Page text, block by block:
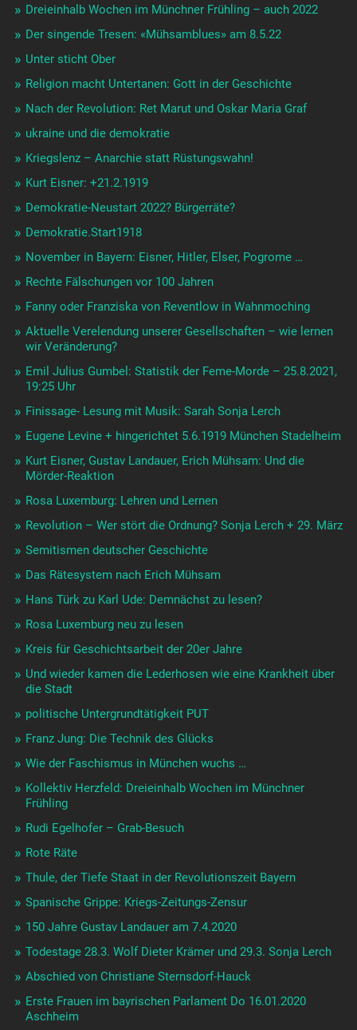
Dreieinhalb Wochen im Münchner Frühling – auch 2022
Der singende Tresen: «Mühsamblues» am 8.5.22
Unter sticht Ober
Religion macht Untertanen: Gott in der Geschichte
Nach der Revolution: Ret Marut und Oskar Maria Graf
ukraine und die demokratie
Kriegslenz – Anarchie statt Rüstungswahn!
Kurt Eisner: +21.2.1919
Demokratie-Neustart 2022? Bürgerräte?
Demokratie.Start1918
November in Bayern: Eisner, Hitler, Elser, Pogrome …
Rechte Fälschungen vor 100 Jahren
Fanny oder Franziska von Reventlow in Wahnmoching
Aktuelle Verelendung unserer Gesellschaften – wie lernen
wir Veränderung?
Emil Julius Gumbel: Statistik der Feme-Morde – 25.8.2021,
19:25 Uhr
Finissage- Lesung mit Musik: Sarah Sonja Lerch
Eugene Levine + hingerichtet 5.6.1919 München Stadelheim
Kurt Eisner, Gustav Landauer, Erich Mühsam: Und die
Mörder-Reaktion
Rosa Luxemburg: Lehren und Lernen
Revolution – Wer stört die Ordnung? Sonja Lerch + 29. März
Semitismen deutscher Geschichte
Das Rätesystem nach Erich Mühsam
Hans Türk zu Karl Ude: Demnächst zu lesen?
Rosa Luxemburg neu zu lesen
Kreis für Geschichtsarbeit der 20er Jahre
Und wieder kamen die Lederhosen wie eine Krankheit über
die Stadt
politische Untergrundtätigkeit PUT
Franz Jung: Die Technik des Glücks
Wie der Faschismus in München wuchs …
Kollektiv Herzfeld: Dreieinhalb Wochen im Münchner
Frühling
Rudi Egelhofer – Grab-Besuch
Rote Räte
Thule, der Tiefe Staat in der Revolutionszeit Bayern
Spanische Grippe: Kriegs-Zeitungs-Zensur
150 Jahre Gustav Landauer am 7.4.2020
Todestage 28.3. Wolf Dieter Krämer und 29.3. Sonja Lerch
Abschied von Christiane Sternsdorf-Hauck
Erste Frauen im bayrischen Parlament Do 16.01.2020
Aschheim